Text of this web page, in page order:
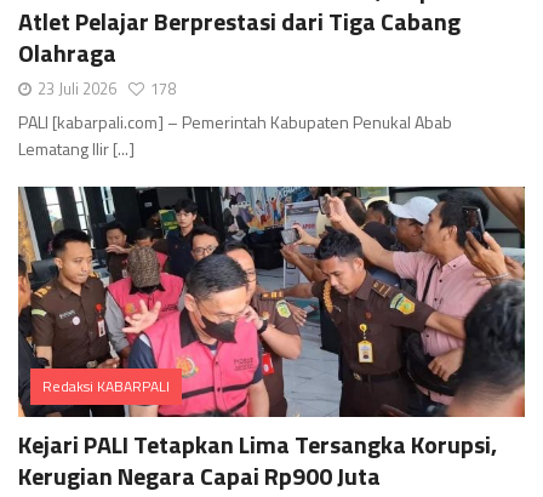
Atlet Pelajar Berprestasi dari Tiga Cabang
Olahraga
23 Juli 2026 178
PALI [kabarpali.com] – Pemerintah Kabupaten Penukal Abab
Lematang Ilir [...]
Redaksi KABARPALI
Comments
Kejari PALI Tetapkan Lima Tersangka Korupsi,
Kerugian Negara Capai Rp900 Juta